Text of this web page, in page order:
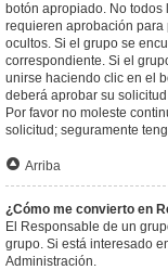
botón apropiado. No
requieren aprobación para
ocultos. Si el grupo se
correspondiente. Si el
unirse haciendo clic en el
deberá aprobar su
Por favor no moleste
solicitud; seguramente
Arriba
¿Cómo me convierto en
El Responsable de un
grupo. Si está interesado
Administración.